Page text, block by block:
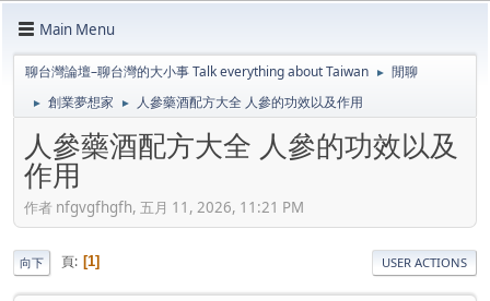
Main Menu
聊台灣論壇–聊台灣的大小事 Talk everything about Taiwan ► 閒聊
► 創業夢想家 ► 人參藥酒配方大全 人參的功效以及作用
人參藥酒配方大全 人參的功效以及
作用
作者 nfgvgfhgfh, 五月 11, 2026, 11:21 PM
向下 頁 1 USER ACTIONS